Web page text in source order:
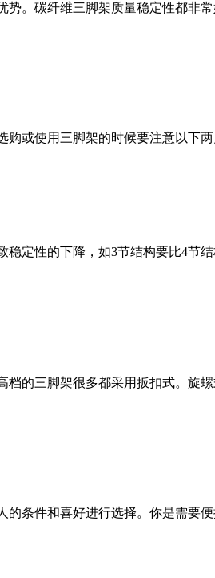
。碳纤维三脚架质量稳定性都非
或使用三脚架的时候要注意以下两
定性的下降，如3节结构要比4节
的三脚架很多都采用扳扣式。旋
条件和喜好进行选择。你是需要